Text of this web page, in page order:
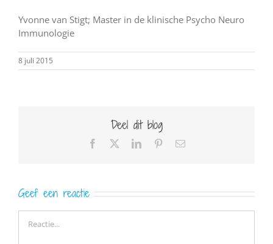
Yvonne van Stigt; Master in de klinische Psycho Neuro
Immunologie
8 juli 2015
Deel dit blog
Facebook LinkedInPinterest
E-
Geef een reactie